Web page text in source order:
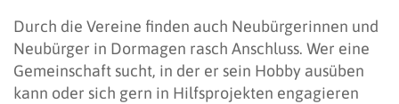
Durch die Vereine finden auch Neubürgerinnen und
Neubürger in Dormagen rasch Anschluss. Wer eine
Gemeinschaft sucht, in der er sein Hobby ausüben
kann oder sich gern in Hilfsprojekten engagieren